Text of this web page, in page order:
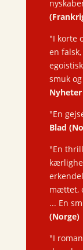
"I korte
en
smuk
"En
Blad
"En
mættet,
... En
(Norge)
"I